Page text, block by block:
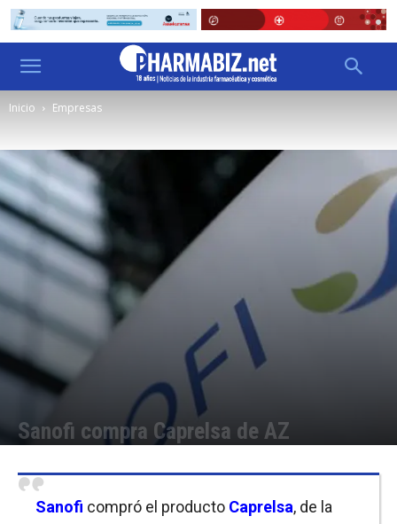
Inicio Empresas
Sanofi compra Caprelsa de AZ
Sanofi compró el producto Caprelsa, de la